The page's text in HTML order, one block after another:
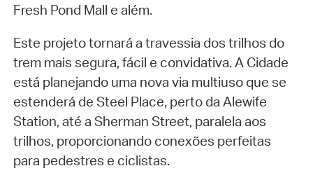
Fresh Pond Mall e além.
Este projeto tornará a travessia dos trilhos do
trem mais segura, fácil e convidativa. A Cidade
está planejando uma nova via multiuso que se
estenderá de Steel Place, perto da Alewife
Station, até a Sherman Street, paralela aos
trilhos, proporcionando conexões perfeitas
para pedestres e ciclistas.